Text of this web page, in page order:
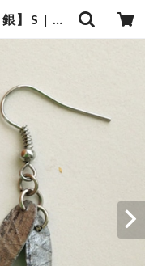
和紙のピアス（羽）【銀】S | 暮らしの中の和紙のかたち